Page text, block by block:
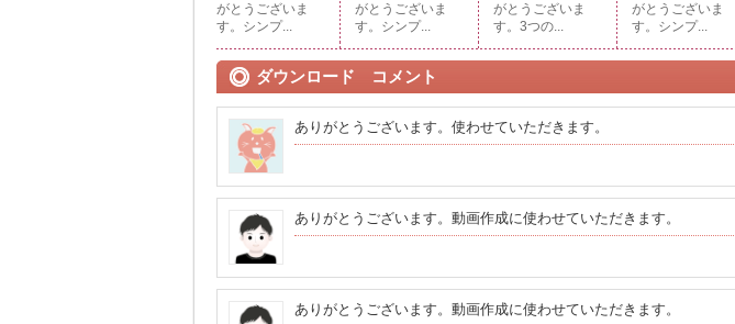
がとうございま
す。シンプ...
がとうございま
す。シンプ...
がとうございま
す。3つの...
がとうございま
す。シンプ...
ダウンロード コメント
ありがとうございます。使わせていただきます。
ありがとうございます。動画作成に使わせていただきます。
ありがとうございます。動画作成に使わせていただきます。